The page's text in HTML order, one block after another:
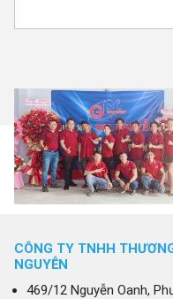
CÔNG TY TNHH
NGUYỄN
469/12 Nguyễn Oanh,